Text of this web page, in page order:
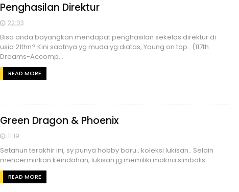
Penghasilan Direktur
22:03
Bisa anda bayangkan mendapat penghasilan sekelas direktur di
usia 21thn? Kini saatnya yg muda yg diatas, Young on top.. (117th
Dreams-Accomp...
READ MORE
Green Dragon & Phoenix
11:19
Setahun terakhir ini, sy punya hobby baru.. koleksi lukisan.. Selain
mencerminkan keindahan, lukisan jg memiliki makna simbolis.
READ MORE